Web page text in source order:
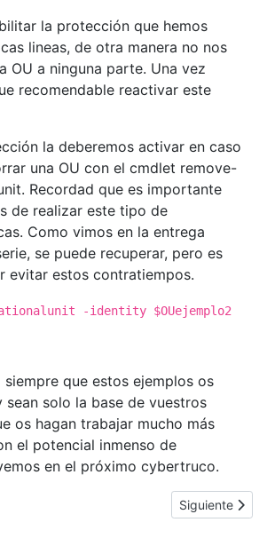
la protección que hemos
lineas, de otra manera no nos
OU a ninguna parte. Una vez
recomendable reactivar este
la deberemos activar en caso
una OU con el cmdlet remove-
Recordad que es importante
de realizar este tipo de
Como vimos en la entrega
se puede recuperar, pero es
evitar estos contratiempos.
-identity $OUejemplo2
siempre que estos ejemplos os
sean solo la base de vuestros
os hagan trabajar mucho más
el potencial inmenso de
en el próximo cybertruco.
a una VM en Azure con
Artículo
Siguiente